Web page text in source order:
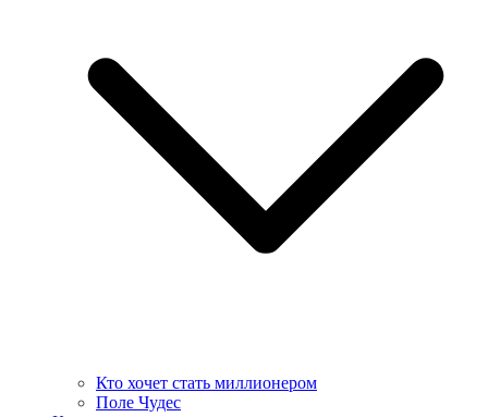
Кто хочет стать миллионером
Поле Чудес